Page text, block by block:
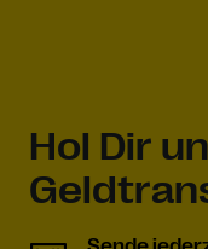
Hol Dir